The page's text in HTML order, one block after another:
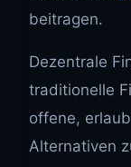
beitragen.
Dezentrale
traditionelle
offene,
Alternativen